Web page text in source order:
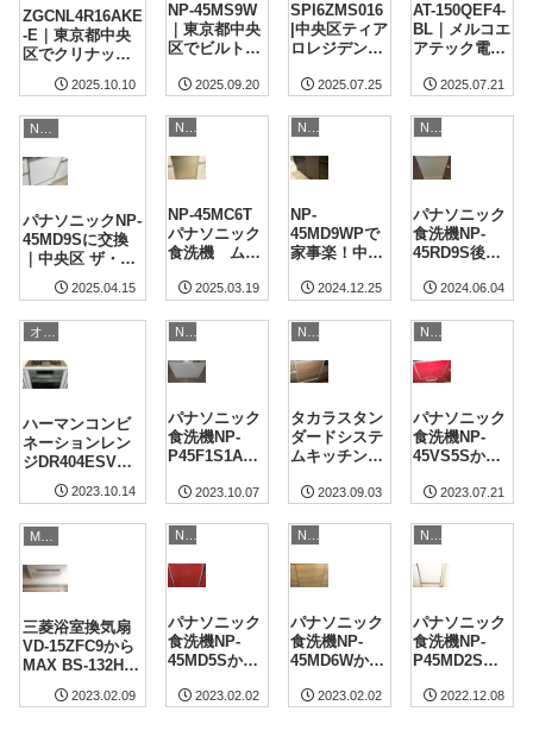
ZGCNL4R16AKE
-E｜東京都中央
区でクリナップ2
口ビルトインコ
ンロへ交換2025.10.10
NP-45MS9W
｜東京都中央
区でビルトイ
施工事例｜衛
安心
2025.09.20
SPI6ZMS016
|中央区ティア
ロレジデンス
ト・ドライ搭
食洗機へ交換
2025.07.25
AT-150QEF4-
BL｜メルコエ
アテック電動
ー交換事例｜
海レジデンス
2025.07.21
パナソニックNP-
45MD9Sに交換
｜中央区 ザ・パ
ークハウス晴海
タワーズクロノ
2025.04.15
NP-45シリーズ
NP-45MC6T
パナソニック
食洗機 ムー
プラスで快適
東京ミッドベ
2025.03.19
NP-45シリーズ
NP-
45MD9WPで
家事楽！中央
本橋富沢町で
例
2024.12.25
NP-45シリーズ
パナソニック
食洗機NP-
45RD9S後付
ザ・パークハ
ーズクロノレ
2024.06.04
ハーマンコンビ
ネーションレン
ジDR404ESVか
らノーリツ
NDR320Eへ交換
工事-東京都中央
区
2023.10.14
パナソニック
食洗機NP-
P45F1S1AA
45MS9Sへ交
中央区
2023.10.07
タカラスタン
ダードシステ
ムキッチンに
食洗機NP-
規設置-東京都
イドタワー晴
海
2023.09.03
パナソニック
食洗機NP-
45VS5Sから
へ交換工事-東
2023.07.21
MAX
三菱浴室換気扇
VD-15ZFC9から
MAX BS-132HM
へ交換工事-東京
都中央区2023.02.09
パナソニック
食洗機NP-
45MD5Sから
へ交換工事-東
2023.02.02
パナソニック
食洗機NP-
45MD6Wから
へ交換工事-東
2023.02.02
パナソニック
食洗機NP-
P45MD2Sか
45MD9Sへ交
2022.12.08